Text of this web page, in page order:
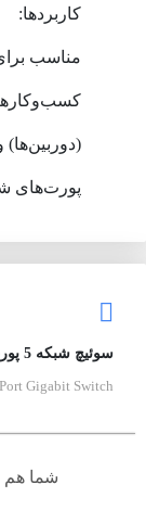
کاربردها:
مناسب
(دوربین‌ها)
پورت‌های
سوئیچ شبکه 5 پورت گیگابیتی یوگرین CM833 35492
Gigabit Switch )
شما هم